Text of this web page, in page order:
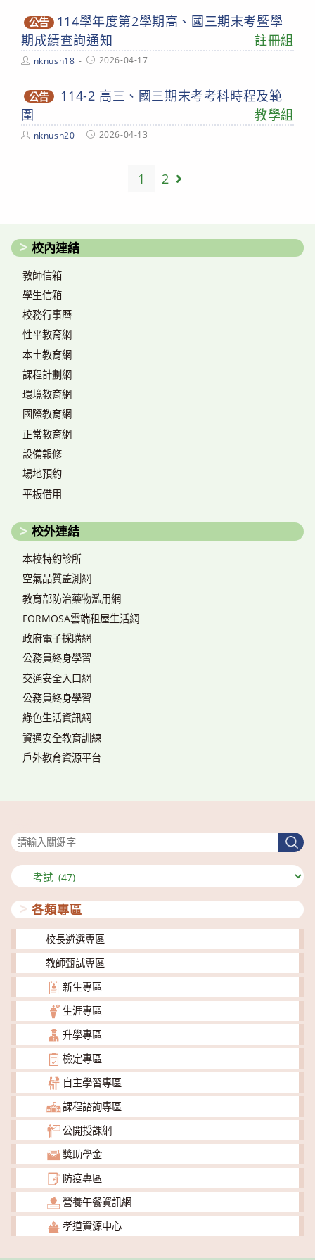
公告
114學年度第2學期高、國三期末考暨學
期成績查詢通知
註冊組
Postnknush18
Post2026-04-17
公告
114-2 高三、國三期末考考科時程及範
圍
教學組
Postnknush20
Post2026-04-13
1 2 Go to the next page
校內連結
教師信箱
學生信箱
校務行事曆
性平教育網
本土教育網
課程計劃網
環境教育網
國際教育網
正常教育網
設備報修
場地預約
平板借用
校外連結
本校特約診所
空氣品質監測網
教育部防治藥物濫用網
FORMOSA雲端租屋生活網
政府電子採購網
公務員終身學習
交通安全入口網
公務員終身學習
綠色生活資訊網
資通安全教育訓練
戶外教育資源平台
搜
尋
分
類
各類專區
校長遴選專區
教師甄試專區
新生專區
生涯專區
升學專區
檢定專區
自主學習專區
課程諮詢專區
公開授課網
獎助學金
防疫專區
營養午餐資訊網
孝道資源中心